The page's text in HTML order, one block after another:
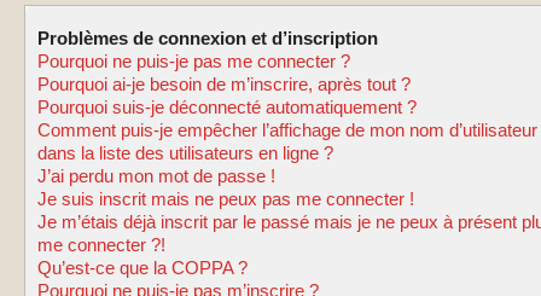
Problèmes de connexion et d’inscription
Pourquoi ne puis-je pas me connecter ?
Pourquoi ai-je besoin de m’inscrire, après tout ?
Pourquoi suis-je déconnecté automatiquement ?
Comment puis-je empêcher l’affichage de mon nom d’utilisateur
dans la liste des utilisateurs en ligne ?
J’ai perdu mon mot de passe !
Je suis inscrit mais ne peux pas me connecter !
Je m’étais déjà inscrit par le passé mais je ne peux à présent
me connecter ?!
Qu’est-ce que la COPPA ?
Pourquoi ne puis-je pas m’inscrire ?